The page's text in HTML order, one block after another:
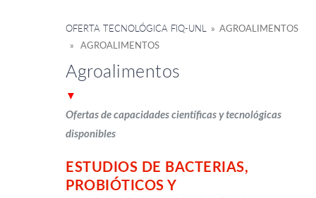
OFERTA TECNOLÓGICA FIQ-UNL
» AGROALIMENTOS
» AGROALIMENTOS
Agroalimentos
▼
Ofertas de capacidades científicas y tecnológicas
disponibles
ESTUDIOS DE BACTERIAS,
PROBIÓTICOS Y